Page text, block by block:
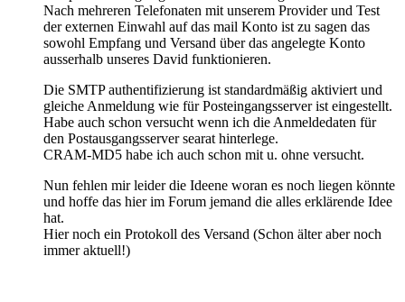
Nach mehreren Telefonaten mit unserem Provider und Test
der externen Einwahl auf das mail Konto ist zu sagen das
sowohl Empfang und Versand über das angelegte Konto
ausserhalb unseres David funktionieren.
Die SMTP authentifizierung ist standardmäßig aktiviert und
gleiche Anmeldung wie für Posteingangsserver ist eingestellt.
Habe auch schon versucht wenn ich die Anmeldedaten für
den Postausgangsserver searat hinterlege.
CRAM-MD5 habe ich auch schon mit u. ohne versucht.
Nun fehlen mir leider die Ideene woran es noch liegen könnte
und hoffe das hier im Forum jemand die alles erklärende Idee
hat.
Hier noch ein Protokoll des Versand (Schon älter aber noch
immer aktuell!)